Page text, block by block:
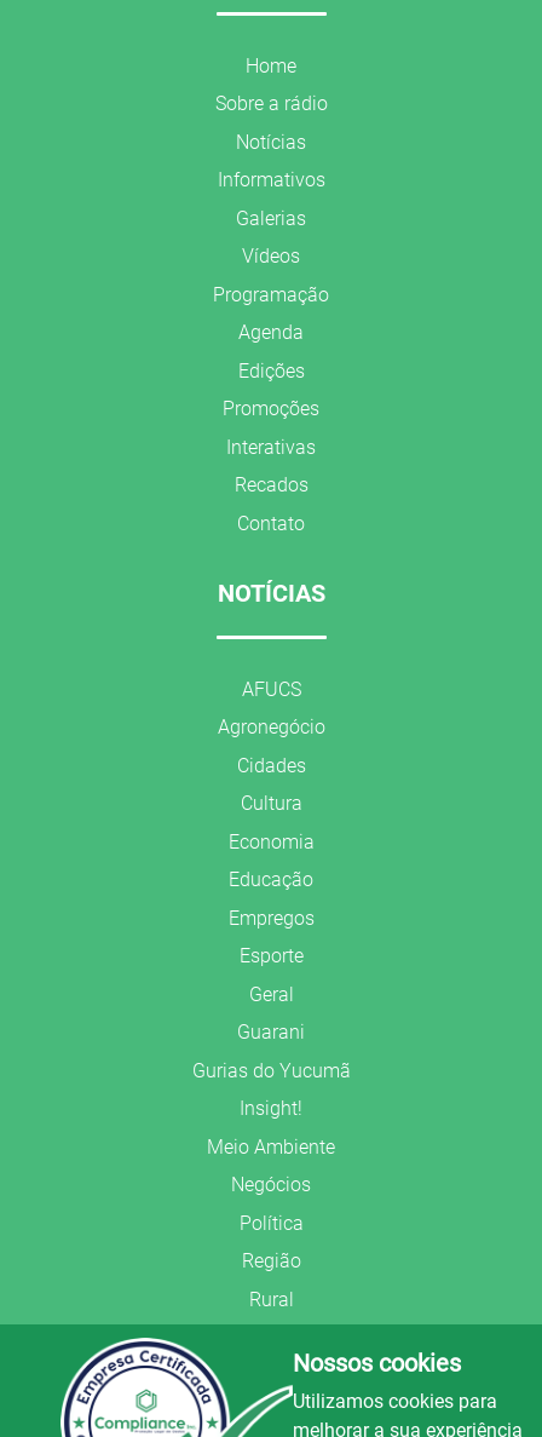
Home
Sobre a rádio
Notícias
Informativos
Galerias
Vídeos
Programação
Agenda
Edições
Promoções
Interativas
Recados
Contato
NOTÍCIAS
AFUCS
Agronegócio
Cidades
Cultura
Economia
Educação
Empregos
Esporte
Geral
Guarani
Gurias do Yucumã
Insight!
Meio Ambiente
Negócios
Política
Região
Rural
Segurança Pública
União Frederiquense
Nossos cookies
Utilizamos cookies para
melhorar a sua experiência